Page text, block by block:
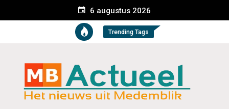
6 augustus 2026
Trending Tags